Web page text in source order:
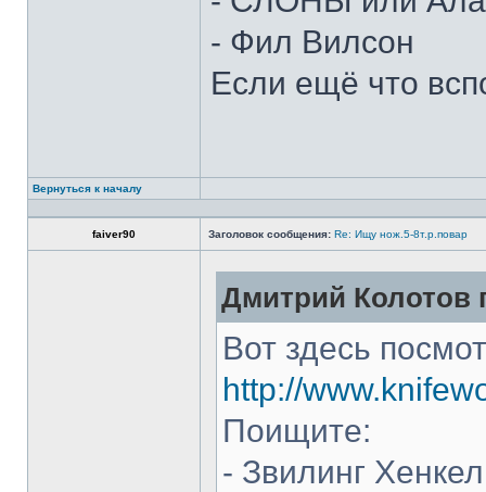
- Фил Вилсон
Если ещё что
Вернуться к началу
faiver90 Заголовок сообщения: Re: Ищу нож.5-8т.р.повар
Дмитрий Колотов
Вот здесь
http://
Поищите:
- Звилинг